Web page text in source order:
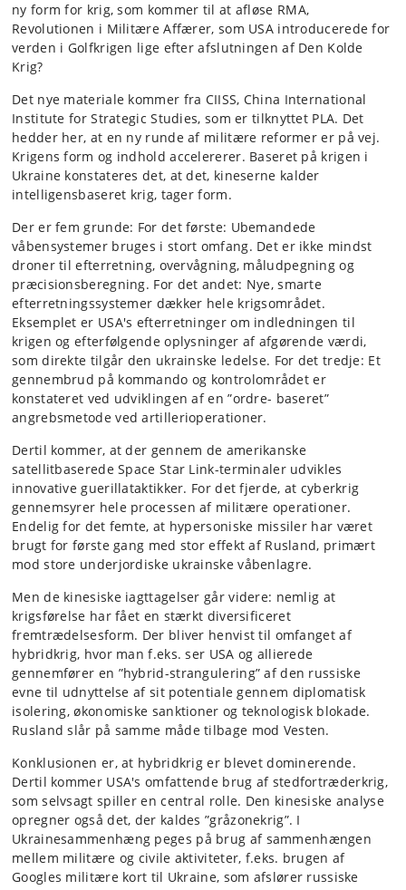
ny form for krig, som kommer til at afløse RMA,
Revolutionen i Militære Affærer, som USA introducerede for
verden i Golfkrigen lige efter afslutningen af Den Kolde
Krig?
Det nye materiale kommer fra CIISS, China International
Institute for Strategic Studies, som er tilknyttet PLA. Det
hedder her, at en ny runde af militære reformer er på vej.
Krigens form og indhold accelererer. Baseret på krigen i
Ukraine konstateres det, at det, kineserne kalder
intelligensbaseret krig, tager form.
Der er fem grunde: For det første: Ubemandede
våbensystemer bruges i stort omfang. Det er ikke mindst
droner til efterretning, overvågning, måludpegning og
præcisionsberegning. For det andet: Nye, smarte
efterretningssystemer dækker hele krigsområdet.
Eksemplet er USA's efterretninger om indledningen til
krigen og efterfølgende oplysninger af afgørende værdi,
som direkte tilgår den ukrainske ledelse. For det tredje: Et
gennembrud på kommando og kontrolområdet er
konstateret ved udviklingen af en ”ordre- baseret”
angrebsmetode ved artillerioperationer.
Dertil kommer, at der gennem de amerikanske
satellitbaserede Space Star Link-terminaler udvikles
innovative guerillataktikker. For det fjerde, at cyberkrig
gennemsyrer hele processen af militære operationer.
Endelig for det femte, at hypersoniske missiler har været
brugt for første gang med stor effekt af Rusland, primært
mod store underjordiske ukrainske våbenlagre.
Men de kinesiske iagttagelser går videre: nemlig at
krigsførelse har fået en stærkt diversificeret
fremtrædelsesform. Der bliver henvist til omfanget af
hybridkrig, hvor man f.eks. ser USA og allierede
gennemfører en ”hybrid-strangulering” af den russiske
evne til udnyttelse af sit potentiale gennem diplomatisk
isolering, økonomiske sanktioner og teknologisk blokade.
Rusland slår på samme måde tilbage mod Vesten.
Konklusionen er, at hybridkrig er blevet dominerende.
Dertil kommer USA's omfattende brug af stedfortræderkrig,
som selvsagt spiller en central rolle. Den kinesiske analyse
opregner også det, der kaldes ”gråzonekrig”. I
Ukrainesammenhæng peges på brug af sammenhængen
mellem militære og civile aktiviteter, f.eks. brugen af
Googles militære kort til Ukraine, som afslører russiske